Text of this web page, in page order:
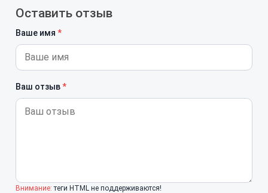
Оставить отзыв
Ваше имя
Ваш отзыв
Внимание: теги HTML не поддерживаются!